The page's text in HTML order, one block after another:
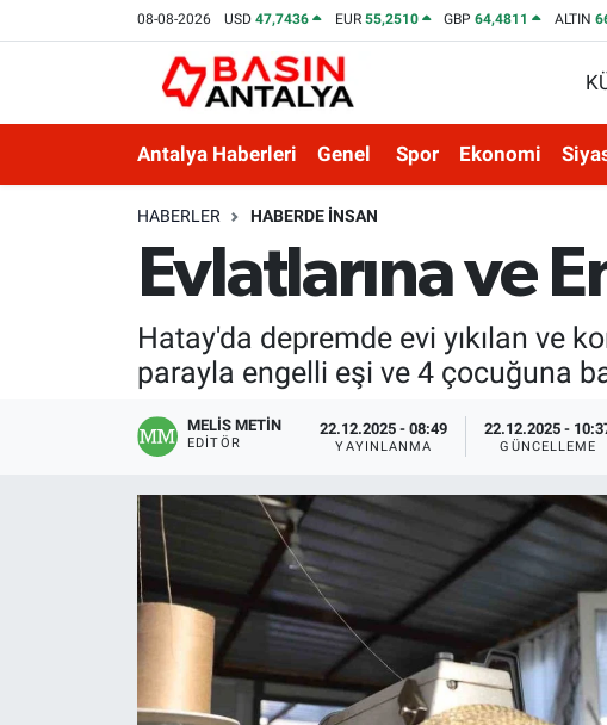
08-08-2026 USD47,7436 EUR 55,2510 GBP64,4811 ALTIN
Antalya Haberleri Genel Spor Ekonomi
HABERLER HABERDE INSAN
Evlatlarına ve
Hatay'da depremde evi yıkılan ve
parayla engelli eşi ve 4 çocuğuna
MELİS METİN
EDITÖR
22.12.2025 - 08:49
YAYINLANMA
22.12.2025 -
GÜNCELLEME